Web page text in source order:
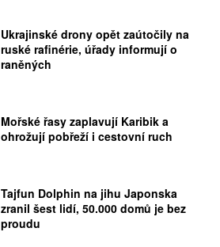
Ukrajinské drony opět zaútočily na
ruské rafinérie, úřady informují o
raněných
Mořské řasy zaplavují Karibik a
ohrožují pobřeží i cestovní ruch
Tajfun Dolphin na jihu Japonska
zranil šest lidí, 50.000 domů je bez
proudu